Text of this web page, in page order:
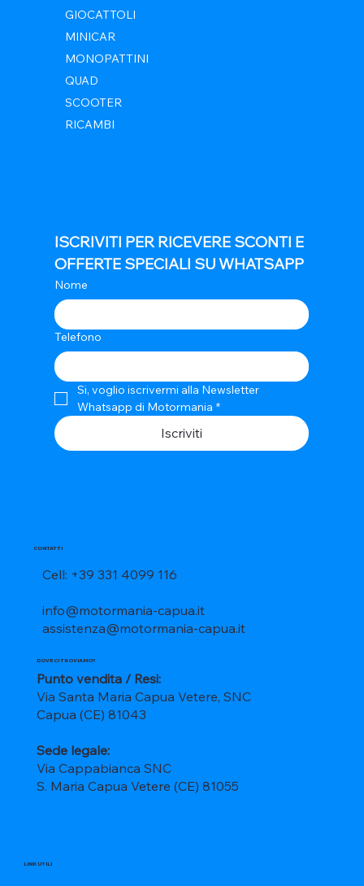
GIOCATTOLI
MINICAR
MONOPATTINI
QUAD
SCOOTER
RICAMBI
CONTATTI
Cell: +39 331 4099 116
info@motormania-capua.it
assistenza@motormania-capua.it
DOVE CI TROVIAMO?
Punto vendita / Resi:
Via Santa Maria Capua Vetere, SNC
Capua (CE) 81043
Sede legale:
Via Cappabianca SNC
S. Maria Capua Vetere (CE) 81055
LINK UTILI
ISCRIVITI PER RICEVERE SCONTI E
OFFERTE SPECIALI SU WHATSAPP
Nome
Telefono
Si, voglio iscrivermi alla Newsletter
Whatsapp di Motormania *
Iscriviti